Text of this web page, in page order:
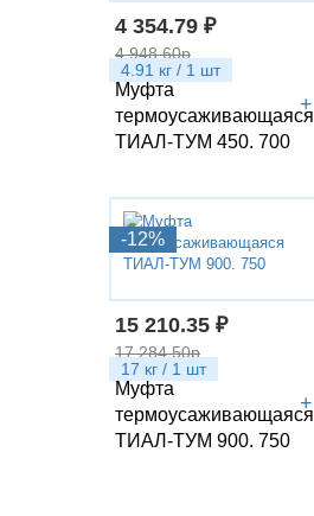
4.91 кг / 1 шт
4 354.79 ₽
+
4 948.60р
Муфта
термоусаживающаяся
ТИАЛ-ТУМ 450. 700
-12%
17 кг / 1 шт
15 210.35 ₽
+
17 284.50р
Муфта
термоусаживающаяся
ТИАЛ-ТУМ 900. 750